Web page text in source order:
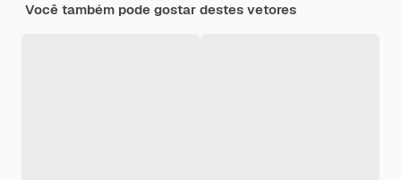
Você também pode gostar destes vetores